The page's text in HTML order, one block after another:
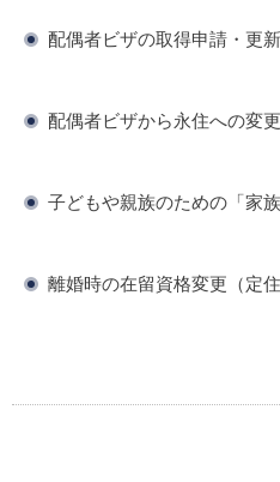
配偶者ビザの取得申請・更新
配偶者ビザから永住への変
子どもや親族のための「家
離婚時の在留資格変更（定住